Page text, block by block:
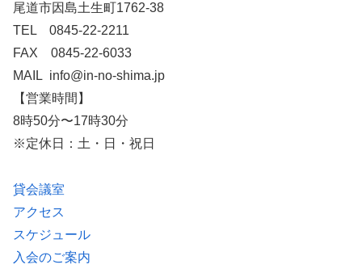
尾道市因島土生町1762-38
TEL 0845-22-2211
FAX 0845-22-6033
MAIL info@in-no-shima.jp
【営業時間】
8時50分〜17時30分
※定休日：土・日・祝日
貸会議室
アクセス
スケジュール
入会のご案内